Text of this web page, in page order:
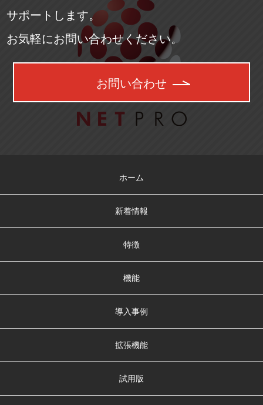
サポートします。
お気軽にお問い合わせください。
お問い合わせ
ホーム
新着情報
特徴
機能
導入事例
拡張機能
試用版